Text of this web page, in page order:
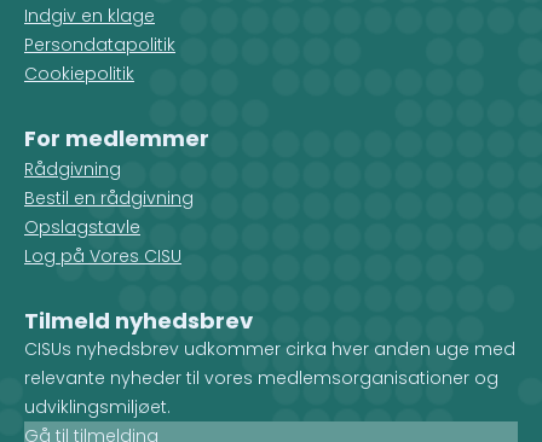
Indgiv en klage
Persondatapolitik
Cookiepolitik
For medlemmer
Rådgivning
Bestil en rådgivning
Opslagstavle
Log på Vores CISU
Tilmeld nyhedsbrev
CISUs nyhedsbrev udkommer cirka hver anden uge med
relevante nyheder til vores medlemsorganisationer og
udviklingsmiljøet.
Gå til tilmelding